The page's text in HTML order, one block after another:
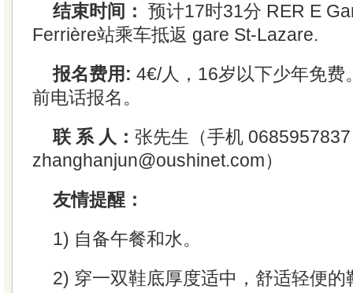
结束时间： 预计17时31分 RER E
Ferrière站乘车抵返 gare St-Lazare.
报名费用: 4€/人，16岁以下少年免费
前电话报名。
联 系 人： 张先生（手机
zhanghanjun@oushinet.com）
友情提醒：
1) 自备午餐和水。
2) 穿一双鞋底厚度适中，舒适轻便的